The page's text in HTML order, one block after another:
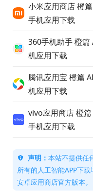
小米应用商店 橙
手机应用下载
360手机助手 橙
机应用下载
腾讯应用宝 橙篇
机应用下载
vivo应用商店 橙
手机应用下载
声明：本站不提供任
所有的人工智能APP下
安卓应用商店官方版本。